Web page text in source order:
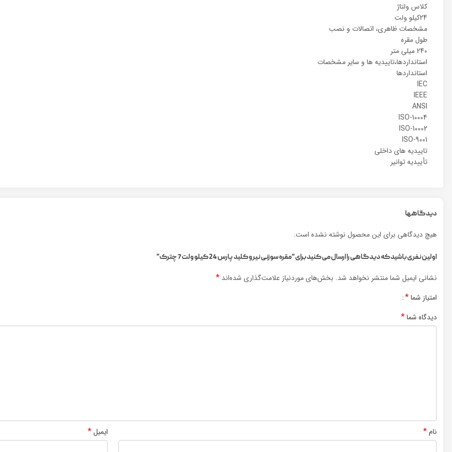
کلاس ولتاژ
24کیلو ولت
مشخصات ظاهری، اتصالات و نصب
طول مقره
240 میلی متر
استانداردها،تاییدیه ها و سایر مشخصات
استانداردها
IEC
IEEE
ANSI
ISO-10004
ISO-10002
ISO-9001
تاییدیه های داخلی
تأییدیه توانیر
دیدگاهها
هیچ دیدگاهی برای این محصول نوشته نشده است.
اولین نفری باشید که دیدگاهی را ارسال می کنید برای “مقره سوزنی نیرو کلید پارس 24 کیلو ولت 7 چترک”
نشانی ایمیل شما منتشر نخواهد شد. بخش‌های موردنیاز علامت‌گذاری شده‌اند *
امتیاز شما*
دیدگاه شما*
نام* ایمیل*